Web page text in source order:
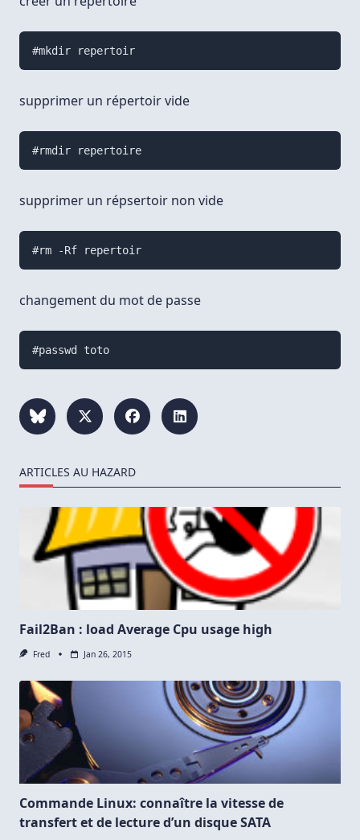
#mkdir repertoir
supprimer un répertoir vide
#rmdir repertoire
supprimer un répsertoir non vide
#rm -Rf repertoir
changement du mot de passe
#passwd toto
ARTICLES AU HAZARD
Fail2Ban : load Average Cpu usage high
Fred Jan 26, 2015
Commande Linux: connaître la vitesse de
transfert et de lecture d’un disque SATA